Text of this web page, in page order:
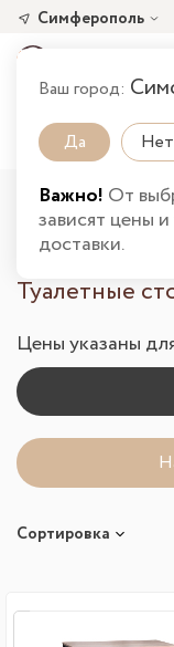
Симферополь
Ваш город:
Да Нет
Важно! От
зависят цены
доставки.
Главная Каталог
Туалетные столики
Туалетные
Цены указаны
Сортировка